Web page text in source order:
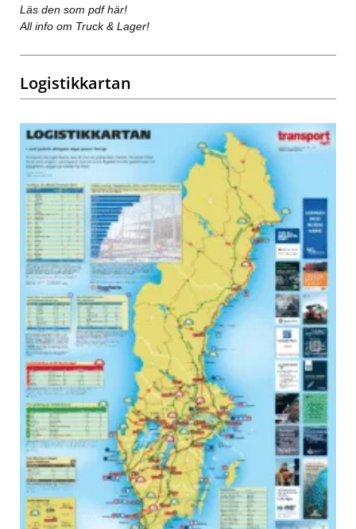
Läs den som pdf här!
All info om Truck & Lager!
Logistikkartan